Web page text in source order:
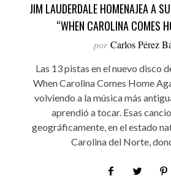
JIM LAUDERDALE HOMENAJEA A
“WHEN CAROLINA COMES
por Carlos Pérez
Las 13 pistas en el nuevo disco
When Carolina Comes Home
volviendo a la música más
aprendió a tocar. Esas
geográficamente, en el estado
Carolina del Norte,